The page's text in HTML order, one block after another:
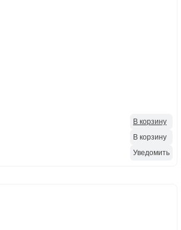
В корзину
В корзину
Уведомить